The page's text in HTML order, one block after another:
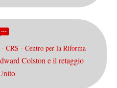
- CRS - Centro per la Riforma
Colston e il retaggio